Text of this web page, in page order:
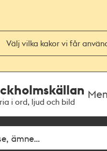
Välj vilka kakor vi får
i ord, ljud och bild